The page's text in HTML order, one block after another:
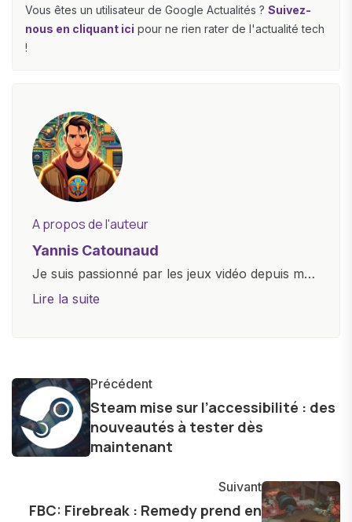
Vous êtes un utilisateur de Google Actualités ? Suivez-
nous en cliquant ici pour ne rien rater de l'actualité tech
!
A propos de l'auteur
Yannis Catounaud
Je suis passionné par les jeux vidéo depuis mon
plus jeune âge. Mon amour pour l'univers
et bien d'autres gadgets technologiques. Armé
d'une curiosité insatiable, j'aime dévoiler les
dernières tendances et innovations, partageant
avec enthousiasme mes découvertes avec la
l'exploration constante des frontières de la
technologie me permet de présenter aux
Lire la suite
Précédent
Steam mise sur l’accessibilité : des
nouveautés à tester dès
maintenant
Suivant
FBC: Firebreak : Remedy prend en